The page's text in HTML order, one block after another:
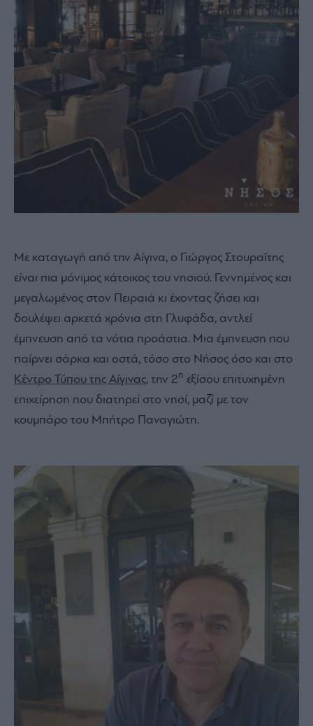
Με καταγωγή από την Αίγινα, ο Γιώργος Στουραΐτης
είναι πια μόνιμος κάτοικος του νησιού. Γεννημένος και
μεγαλωμένος στον Πειραιά κι έχοντας ζήσει και
δουλέψει αρκετά χρόνια στη Γλυφάδα, αντλεί
έμπνευση από τα νότια προάστια. Μια έμπνευση που
παίρνει σάρκα και οστά, τόσο στο Nήσος όσο και στο
Κέντρο Τύπου της Αίγινας, την 2η εξίσου επιτυχημένη
επιχείρηση που διατηρεί στο νησί, μαζί με τον
κουμπάρο του Μπήτρο Παναγιώτη.